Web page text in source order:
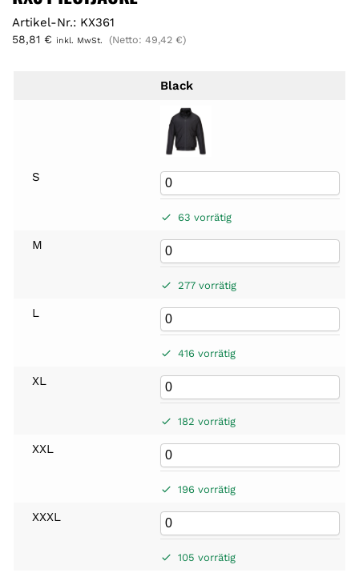
Artikel-Nr.: KX361
58,81 € inkl. MwSt. (Netto: 49,42 €)
Black
S
63 vorrätig
M
277 vorrätig
L
416 vorrätig
XL
182 vorrätig
XXL
196 vorrätig
XXXL
105 vorrätig